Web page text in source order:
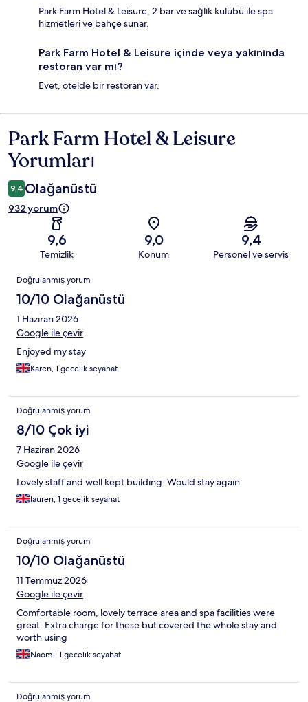
Park Farm Hotel & Leisure, 2 bar ve sağlık kulübü ile spa
hizmetleri ve bahçe sunar.
Park Farm Hotel & Leisure içinde veya yakınında
restoran var mı?
Evet, otelde bir restoran var.
Yorumlar
Park Farm Hotel & Leisure
Yorumları
9,4 Olağanüstü
932 yorum
9,6
Temizlik
9,0
Konum
9,4
Personel ve servis
Yorumlar
Doğrulanmış yorum
10/10 Olağanüstü
1 Haziran 2026
Google ile çevir
Enjoyed my stay
Karen, 1 gecelik seyahat
Doğrulanmış yorum
8/10 Çok iyi
7 Haziran 2026
Google ile çevir
Lovely staff and well kept building. Would stay again.
lauren, 1 gecelik seyahat
Doğrulanmış yorum
10/10 Olağanüstü
11 Temmuz 2026
Google ile çevir
Comfortable room, lovely terrace area and spa facilities were
great. Extra charge for these but covered the whole stay and
worth using
Naomi, 1 gecelik seyahat
Doğrulanmış yorum